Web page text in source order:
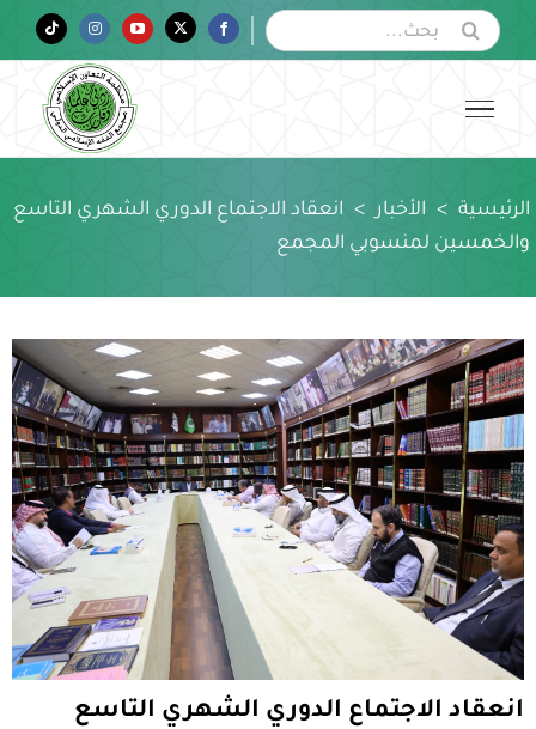
البحث
عن:
Facebook
Twitter
YouTube
Instagram
Tiktok
الرئيسية > الأخبار > انعقاد الاجتماع الدوري الشهري التاسع
والخمسين لمنسوبي المجمع
انعقاد الاجتماع الدوري الشهري التاسع